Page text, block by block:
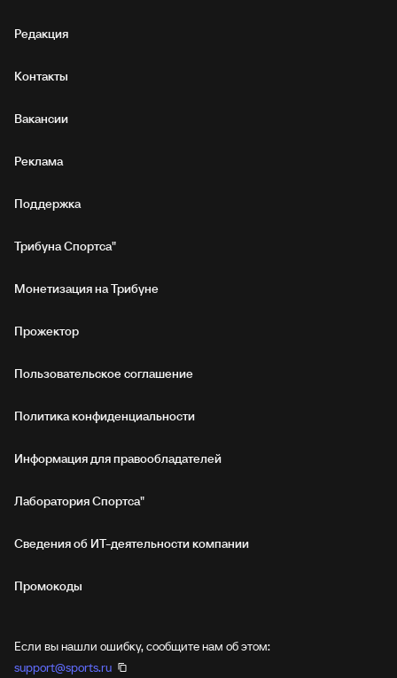
Редакция
Контакты
Вакансии
Реклама
Поддержка
Трибуна Спортса"
Монетизация на Трибуне
Прожектор
Пользовательское соглашение
Политика конфиденциальности
Информация для правообладателей
Лаборатория Спортса"
Сведения об ИТ‑деятельности компании
Промокоды
Если вы нашли ошибку, сообщите нам об этом:
support@sports.ru